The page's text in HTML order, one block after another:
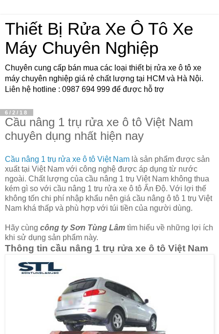
Thiết Bị Rửa Xe Ô Tô Xe
Máy Chuyên Nghiệp
Chuyên cung cấp bán mua các loại thiết bị rửa xe ô tô xe
máy chuyên nghiệp giá rẻ chất lượng tại HCM và Hà Nội.
Liên hệ hotline : 0987 694 999 để được hỗ trợ
6/2/18
Cầu nâng 1 trụ rửa xe ô tô Việt Nam
chuyên dụng nhất hiện nay
Cầu nâng 1 trụ rửa xe ô tô Việt Nam là sản phẩm được sản
xuất tại Việt Nam với công nghệ được áp dụng từ nước
ngoài. Chất lượng của cầu nâng 1 trụ Việt Nam không thua
kém gì so với cầu nâng 1 trụ rửa xe ô tô Ấn Độ. Với lợi thế
không tốn chi phí nhập khẩu nên giá cầu nâng ô tô 1 trụ Việt
Nam khá thấp và phù hợp với túi tiền của người dùng.
Hãy cùng công ty Sơn Tùng Lâm tìm hiểu về những lợi ích
khi sử dụng sản phẩm này.
Thông tin cầu nâng 1 trụ rửa xe ô tô Việt Nam